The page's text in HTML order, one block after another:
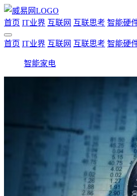
首页 IT业界 互联网 互联思考 智能硬
首页 IT业界 互联网 互联思考 智能硬
智能家电